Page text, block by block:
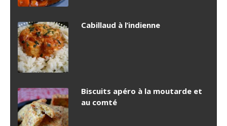
Cabillaud à l’indienne
Biscuits apéro à la moutarde et
au comté